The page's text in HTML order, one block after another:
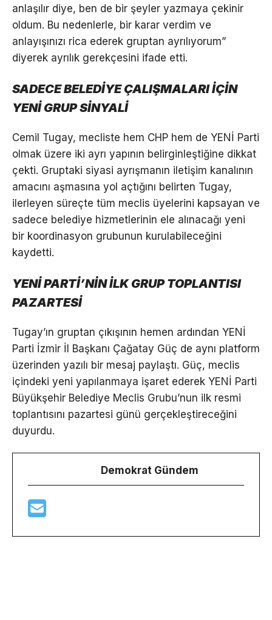
anlaşılır diye, ben de bir şeyler yazmaya çekinir
oldum. Bu nedenlerle, bir karar verdim ve
anlayışınızı rica ederek gruptan ayrılıyorum”
diyerek ayrılık gerekçesini ifade etti.
SADECE BELEDİYE ÇALIŞMALARI İÇİN
YENİ GRUP SİNYALİ
Cemil Tugay, mecliste hem CHP hem de YENİ Parti
olmak üzere iki ayrı yapının belirginleştiğine dikkat
çekti. Gruptaki siyasi ayrışmanın iletişim kanalının
amacını aşmasına yol açtığını belirten Tugay,
ilerleyen süreçte tüm meclis üyelerini kapsayan ve
sadece belediye hizmetlerinin ele alınacağı yeni
bir koordinasyon grubunun kurulabileceğini
kaydetti.
YENİ PARTİ’NİN İLK GRUP TOPLANTISI
PAZARTESİ
Tugay’ın gruptan çıkışının hemen ardından YENİ
Parti İzmir İl Başkanı Çağatay Güç de aynı platform
üzerinden yazılı bir mesaj paylaştı. Güç, meclis
içindeki yeni yapılanmaya işaret ederek YENİ Parti
Büyükşehir Belediye Meclis Grubu’nun ilk resmi
toplantısını pazartesi günü gerçekleştireceğini
duyurdu.
Demokrat Gündem